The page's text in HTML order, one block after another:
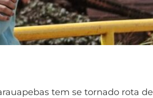
tem se tornado rota de